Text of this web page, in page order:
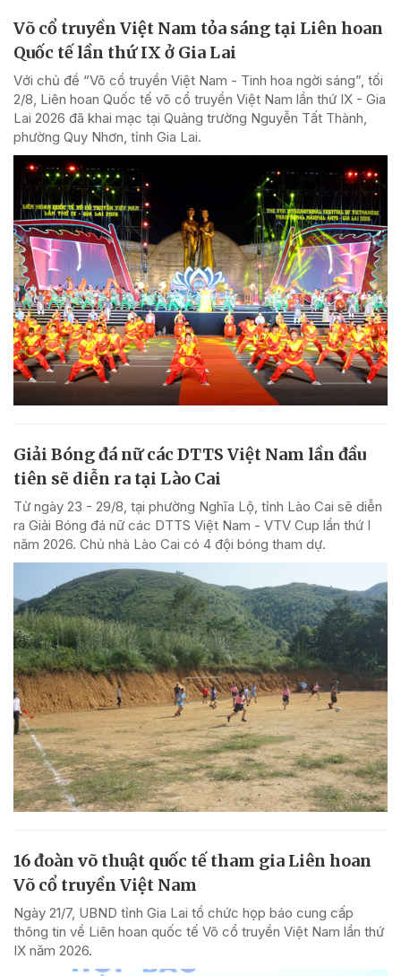
Võ cổ truyền Việt Nam tỏa sáng tại Liên hoan
Quốc tế lần thứ IX ở Gia Lai
Với chủ đề “Võ cổ truyền Việt Nam - Tinh hoa ngời sáng”, tối
2/8, Liên hoan Quốc tế võ cổ truyền Việt Nam lần thứ IX - Gia
Lai 2026 đã khai mạc tại Quảng trường Nguyễn Tất Thành,
phường Quy Nhơn, tỉnh Gia Lai.
Giải Bóng đá nữ các DTTS Việt Nam lần đầu
tiên sẽ diễn ra tại Lào Cai
Từ ngày 23 - 29/8, tại phường Nghĩa Lộ, tỉnh Lào Cai sẽ diễn
ra Giải Bóng đá nữ các DTTS Việt Nam - VTV Cup lần thứ I
năm 2026. Chủ nhà Lào Cai có 4 đội bóng tham dự.
16 đoàn võ thuật quốc tế tham gia Liên hoan
Võ cổ truyền Việt Nam
Ngày 21/7, UBND tỉnh Gia Lai tổ chức họp báo cung cấp
thông tin về Liên hoan quốc tế Võ cổ truyền Việt Nam lần thứ
IX năm 2026.